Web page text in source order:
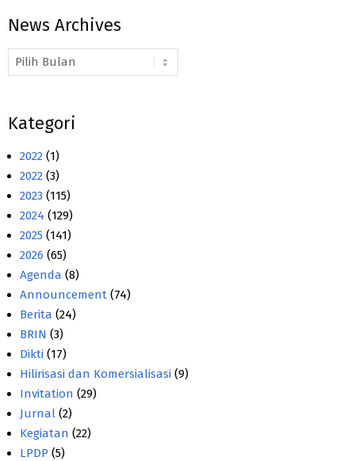
News Archives
News
Kategori
2022 (1)
2022 (3)
2023 (115)
2024 (129)
2025 (141)
2026 (65)
Agenda (8)
Announcement (74)
Berita (24)
BRIN (3)
Dikti (17)
Hilirisasi dan Komersialisasi (9)
Invitation (29)
Jurnal (2)
Kegiatan (22)
LPDP (5)